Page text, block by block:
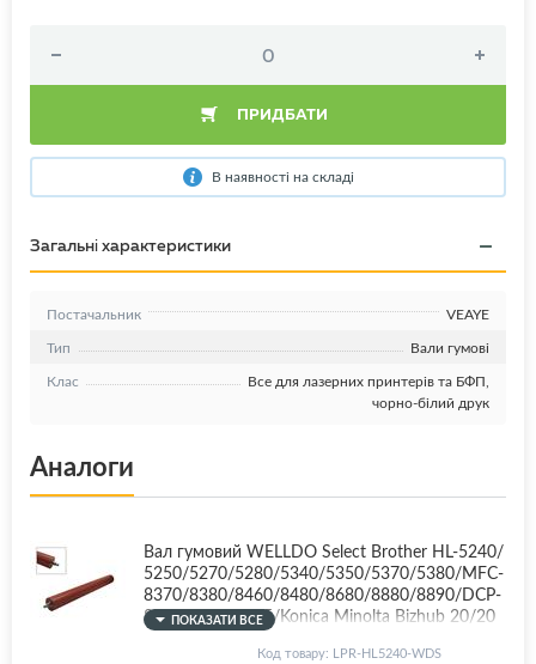
ПРИДБАТИ
В наявності на складі
Загальні характеристики
Постачальник
VEAYE
Тип
Вали гумові
Клас
Все для лазерних принтерів та БФП,
чорно-білий друк
Аналоги
Вал гумовий WELLDO Select Brother HL-5240/
5250/5270/5280/5340/5350/5370/5380/MFC-
8370/8380/8460/8480/8680/8880/8890/DCP-
8070/8080/8085/Konica Minolta Bizhub 20/20
P, 80K!
ПОКАЗАТИ ВСЕ
Код товару: LPR-HL5240-WDS